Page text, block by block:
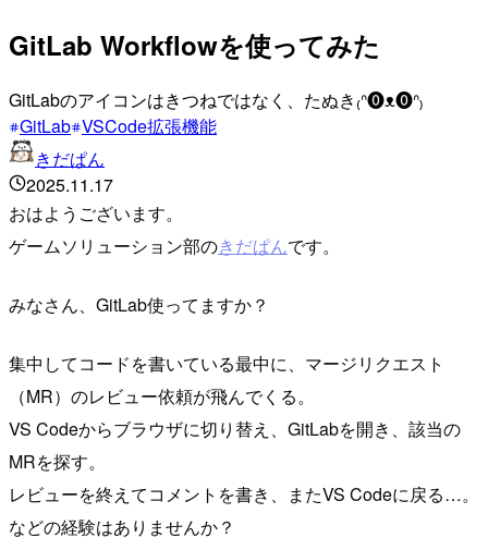
GitLab Workflowを使ってみた
GitLabのアイコンはきつねではなく、たぬき₍ᐢ⓿ᴥ⓿ᐢ₎
GitLab VSCode拡張機能
きだぱん
2025.11.17
おはようございます。
ゲームソリューション部のきだぱんです。
みなさん、GitLab使ってますか？
集中してコードを書いている最中に、マージリクエスト
（MR）のレビュー依頼が飛んでくる。
VS Codeからブラウザに切り替え、GitLabを開き、該当の
MRを探す。
レビューを終えてコメントを書き、またVS Codeに戻る…。
などの経験はありませんか？